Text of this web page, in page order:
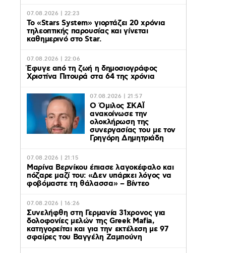
07.08.2026 | 22:23
Το «Stars System» γιορτάζει 20 χρόνια
τηλεοπτικής παρουσίας και γίνεται
καθημερινό στο Star.
07.08.2026 | 22:06
Έφυγε από τη ζωή η δημοσιογράφος
Χριστίνα Πιτουρά στα 64 της χρόνια
07.08.2026 | 21:57
Ο Όμιλος ΣΚΑΪ
ανακοίνωσε την
ολοκλήρωση της
συνεργασίας του με τον
Γρηγόρη Δημητριάδη
07.08.2026 | 21:15
Μαρίνα Βερνίκου έπιασε λαγοκέφαλο και
πόζαρε μαζί του: «Δεν υπάρχει λόγος να
φοβόμαστε τη θάλασσα» – Βίντεο
07.08.2026 | 16:26
Συνελήφθη στη Γερμανία 31χρονος για
δολοφονίες μελών της Greek Mafia,
κατηγορείται και για την εκτέλεση με 97
σφαίρες του Βαγγέλη Ζαμπούνη